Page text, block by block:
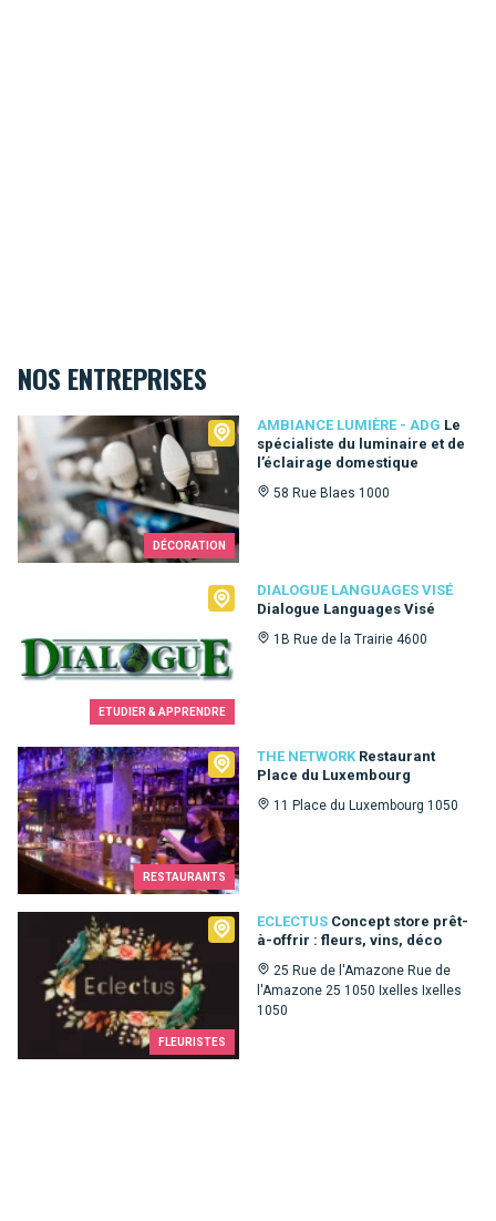
NOS ENTREPRISES
DÉCORATION
AMBIANCE LUMIÈRE - ADG Le
spécialiste du luminaire et de
l’éclairage domestique
58 Rue Blaes 1000
Ambiance Lumière - ADG
ETUDIER & APPRENDRE
DIALOGUE LANGUAGES VISÉ
Dialogue Languages Visé
1B Rue de la Trairie 4600
Dialogue Languages Visé
RESTAURANTS
THE NETWORK Restaurant
Place du Luxembourg
11 Place du Luxembourg 1050
The Network
FLEURISTES
ECLECTUS Concept store prêt-
à-offrir : fleurs, vins, déco
25 Rue de l'Amazone Rue de
l'Amazone 25 1050 Ixelles Ixelles
1050